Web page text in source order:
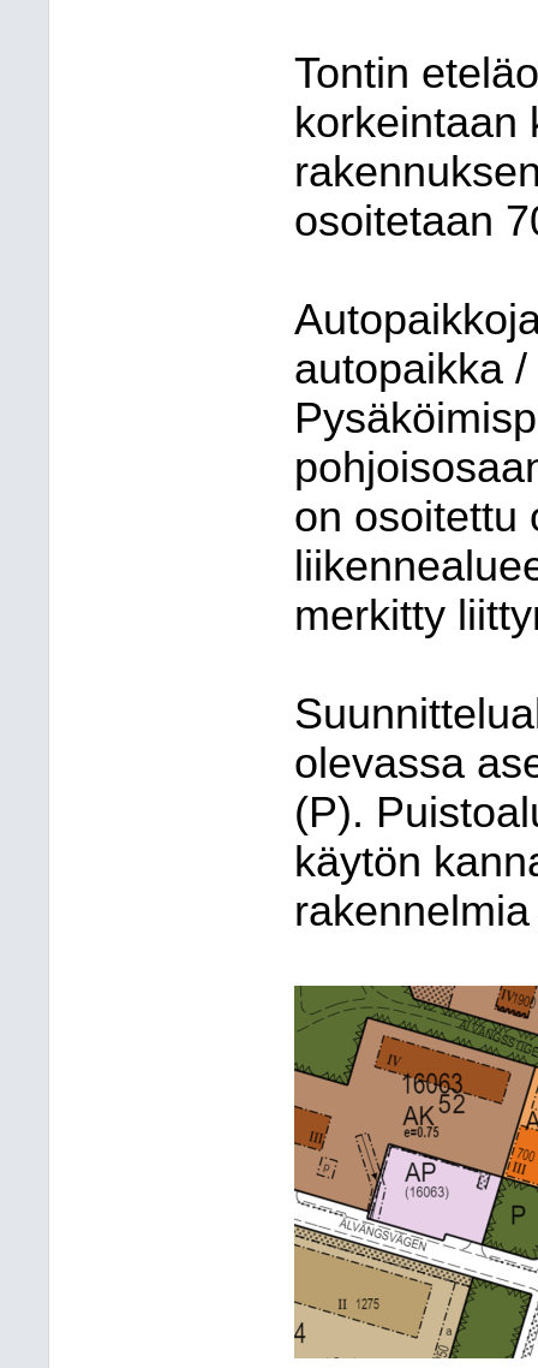
Tontin
korkeintaan
osoitetaan
autopaikka
on osoitettu
merkitty
olevassa
(P).
käytön